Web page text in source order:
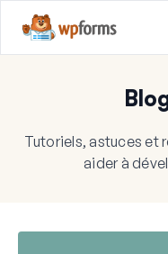
Tutoriels, astuces et
aider à